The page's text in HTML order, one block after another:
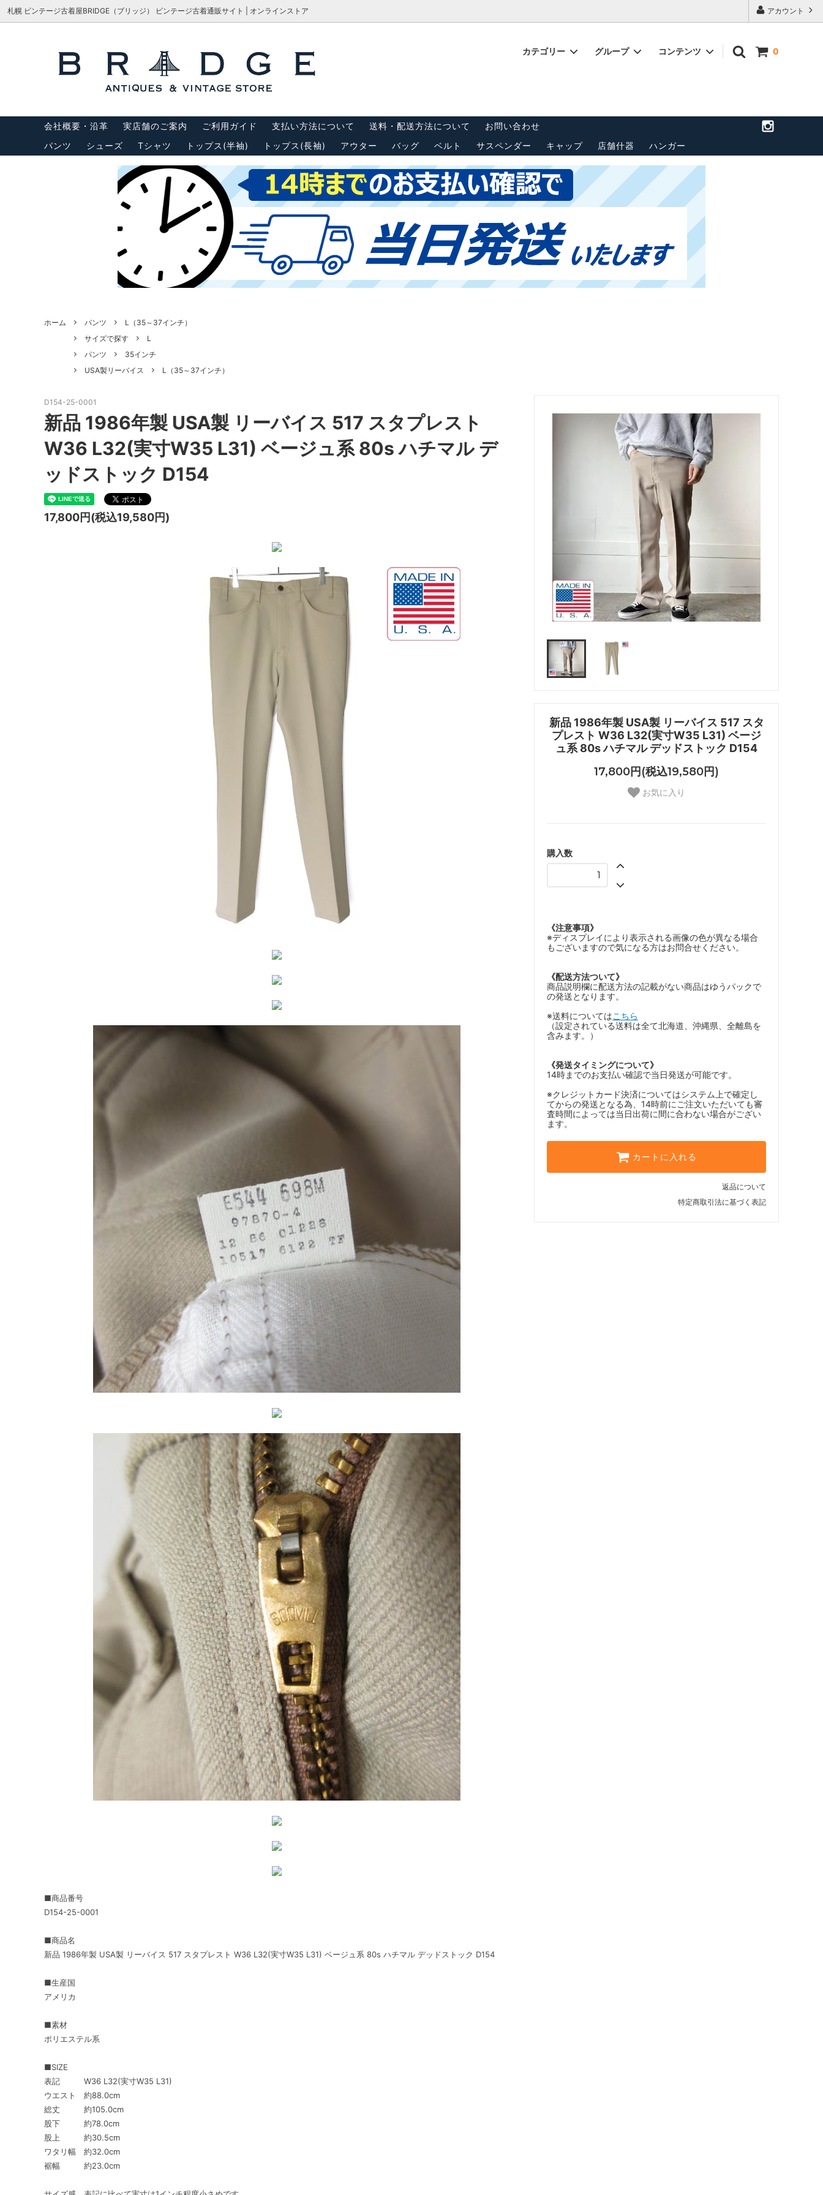
アカウント
札幌 ビンテージ古着屋BRIDGE（ブリッジ） ビンテージ古着通販サイト | オンラインストア
0
カテゴリー
パンツ
アウター トップス(半袖) キャップ ベルト
バッグ サスペンダー シーツ・はぎれ その他
グループ
サイズで探す M-65
USA製リーバイス USA製 リーバイス550 スウェット・パーカー ペナント
コンテンツ
会社概要・沿革 サイズ計測方法
会社概要・沿革 実店舗のご案内 ご利用ガイド 支払い方法について 送料・配送方法について
お問い合わせ
パンツ
シューズ Tシャツ トップス(半袖) トップス(長袖) アウター バッグ ベルト サスペンダー キャップ 店舗什器 ハンガー
ホーム パンツ
L（35～37インチ）
サイズで探す
L
パンツ
35インチ
USA製リーバイス
L（35～37インチ）
新品 1986年製 USA製 リーバイス 517 スタ
プレスト W36 L32(実寸W35 L31) ベージ
ュ系 80s ハチマル デッドストック D154
17,800円(税込19,580円)
お気に入り
購入数
《注意事項》
※ディスプレイにより表示される画像の色が異なる場合
もございますので気になる方はお問合せください。
《配送方法ついて》
商品説明欄に配送方法の記載がない商品はゆうパックで
の発送となります。
※送料についてはこちら
（設定されている送料は全て北海道、沖縄県、全離島を
含みます。）
《発送タイミングについて》
14時までのお支払い確認で当日発送が可能です。
※クレジットカード決済についてはシステム上で確定し
てからの発送となる為、14時前にご注文いただいても審
査時間によっては当日出荷に間に合わない場合がござい
ます。
カートに入れる
返品について
特定商取引法に基づく表記
D154-25-0001
新品 1986年製 USA製 リーバイス 517 スタプレスト
W36 L32(実寸W35 L31) ベージュ系 80s ハチマル デ
ッドストック D154
17,800円(税込19,580円)
■商品番号
D154-25-0001
■商品名
新品 1986年製 USA製 リーバイス 517 スタプレスト W36 L32(実寸W35 L31) ベージュ系 80s ハチマル デッドストック D154
■生産国
アメリカ
■素材
ポリエステル系
■SIZE
表記 W36 L32(実寸W35 L31)
ウエスト 約88.0cm
総丈 約105.0cm
股下 約78.0cm
股上 約30.5cm
ワタリ幅 約32.0cm
裾幅 約23.0cm